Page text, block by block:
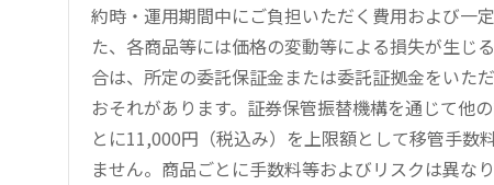
約時・運用期間中にご負担いただく費用および一
た、各商品等には価格の変動等による損失が生じ
合は、所定の委託保証金または委託証拠金をいた
おそれがあります。証券保管振替機構を通じて他
とに11,000円（税込み）を上限額として移管手数
ません。商品ごとに手数料等およびリスクは異な